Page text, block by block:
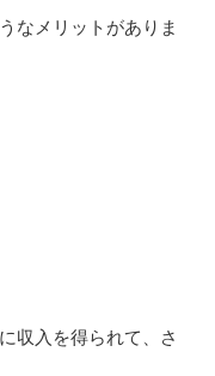
なメリットがありま
収入を得られて、さ